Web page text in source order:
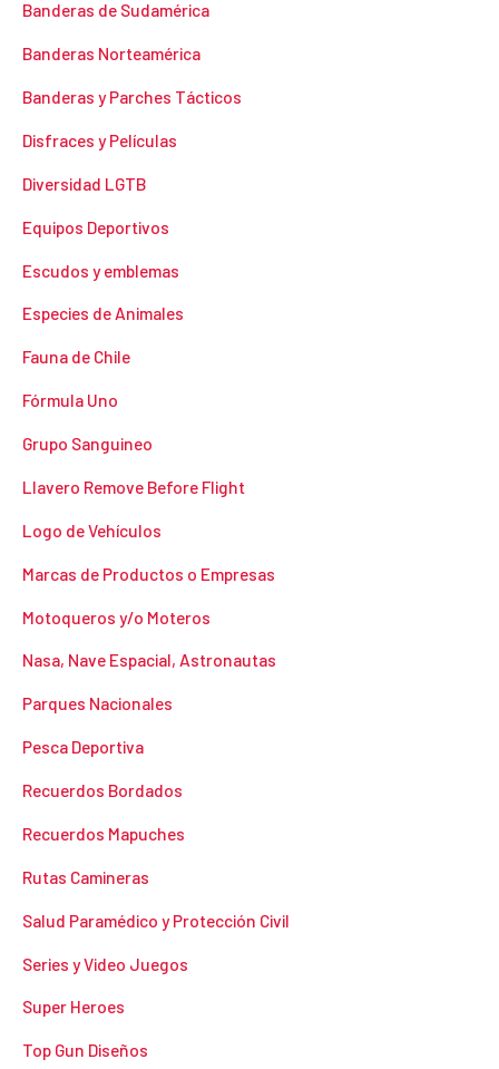
Banderas de Sudamérica
Banderas Norteamérica
Banderas y Parches Tácticos
Disfraces y Películas
Diversidad LGTB
Equipos Deportivos
Escudos y emblemas
Especies de Animales
Fauna de Chile
Fórmula Uno
Grupo Sanguineo
Llavero Remove Before Flight
Logo de Vehículos
Marcas de Productos o Empresas
Motoqueros y/o Moteros
Nasa, Nave Espacial, Astronautas
Parques Nacionales
Pesca Deportiva
Recuerdos Bordados
Recuerdos Mapuches
Rutas Camineras
Salud Paramédico y Protección Civil
Series y Video Juegos
Super Heroes
Top Gun Diseños